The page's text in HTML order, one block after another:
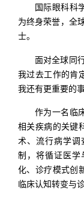
国际眼科科
为终身荣誉，全
士。
面对全球同
我过去工作的肯
我还有更重要的
作为一名临
相关疾病的关键
术、流行病学调
制，将循证医学
化、诊疗模式创
临床认知转变与